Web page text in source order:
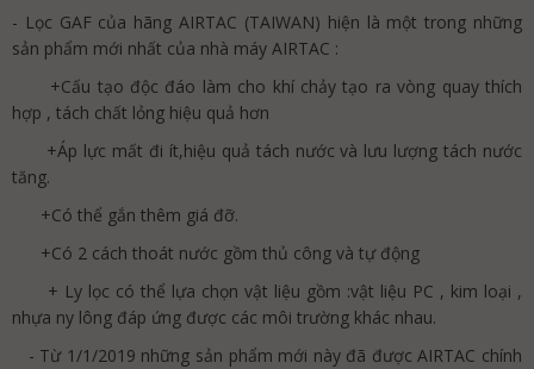
- Lọc GAF của hãng AIRTAC (TAIWAN) hiện là một trong những
sản phẩm mới nhất của nhà máy AIRTAC :
+Cấu tạo độc đáo làm cho khí chảy tạo ra vòng quay thích
hợp , tách chất lỏng hiệu quả hơn
+Áp lực mất đi ít,hiệu quả tách nước và lưu lượng tách nước
tăng.
+Có thể gắn thêm giá đỡ.
+Có 2 cách thoát nước gồm thủ công và tự động
+ Ly lọc có thể lựa chọn vật liệu gồm :vật liệu PC , kim loại ,
nhựa ny lông đáp ứng được các môi trường khác nhau.
- Từ 1/1/2019 những sản phẩm mới này đã được AIRTAC chính